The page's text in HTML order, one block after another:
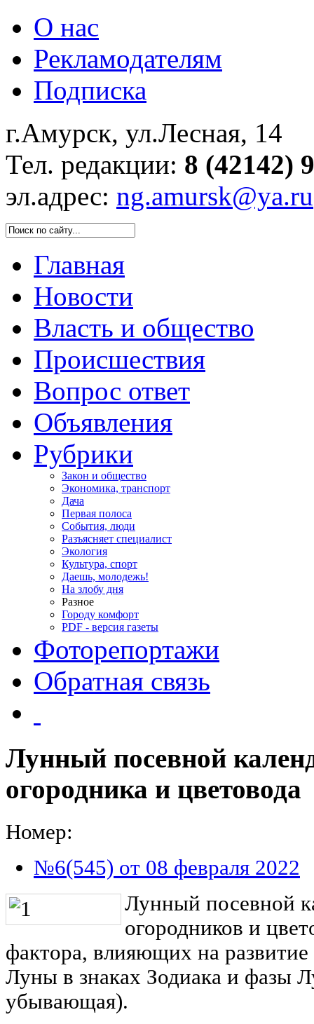
О нас
Рекламодателям
Подписка
г.Амурск, ул.Лесная, 14
Тел. редакции: 8 (42142)
эл.адрес: ng.amursk@ya.ru
Главная
Новости
Власть и общество
Происшествия
Вопрос ответ
Объявления
Рубрики
Закон и общество
Экономика, транспорт
Дача
Первая полоса
События, люди
Разъясняет специалист
Экология
Культура, спорт
Даешь, молодежь!
На злобу дня
Разное
Городу комфорт
PDF - версия газеты
Фоторепортажи
Обратная связь
Лунный посевной
огородника и цветовода
Номер:
№6(545) от 08 февраля 2022
Лунный посевной
огородников и
фактора, влияющих на
Луны в знаках Зодиака и фазы
убывающая).